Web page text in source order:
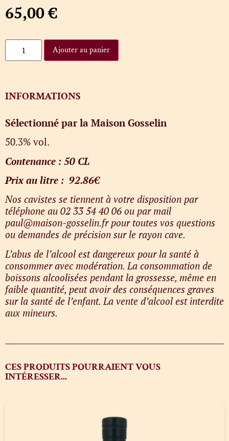
65,00€
Ajouter au panier
INFORMATIONS
Sélectionné par la Maison Gosselin
50.3% vol.
Contenance : 50 CL
Prix au litre : 92.86€
Nos cavistes se tiennent à votre disposition par
téléphone au 02 33 54 40 06 ou par mail
paul@maison-gosselin.fr pour toutes vos questions
ou demandes de précision sur le rayon cave.
L’abus de l’alcool est dangereux pour la santé à
consommer avec modération. La consommation de
boissons alcoolisées pendant la grossesse, même en
faible quantité, peut avoir des conséquences graves
sur la santé de l’enfant. La vente d’alcool est interdite
aux mineurs.
CES PRODUITS POURRAIENT VOUS
INTÉRESSER...